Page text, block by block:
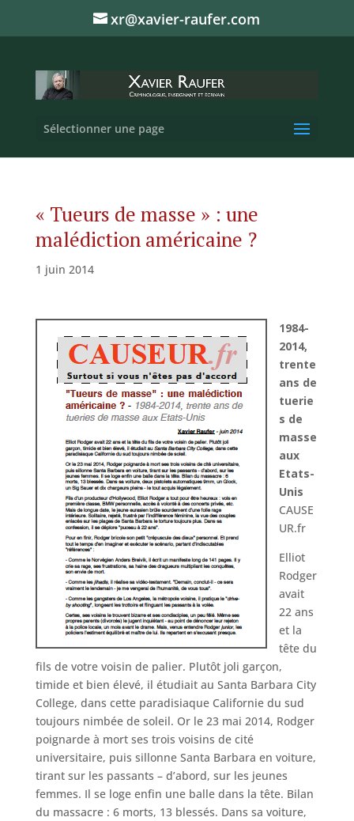
xr@xavier-raufer.com
Sélectionner une page
« Tueurs de masse » : une
malédiction américaine ?
1 juin 2014
1984-
2014,
trente
ans de
tuerie
s de
masse
aux
Etats-
Unis
CAUSE
UR.fr
Elliot
Rodger
avait
22 ans
et la
tête du
fils de votre voisin de palier. Plutôt joli garçon,
timide et bien élevé, il étudiait au Santa Barbara City
College, dans cette paradisiaque Californie du sud
toujours nimbée de soleil. Or le 23 mai 2014, Rodger
poignarde à mort ses trois voisins de cité
universitaire, puis sillonne Santa Barbara en voiture,
tirant sur les passants – d’abord, sur les jeunes
femmes. Il se loge enfin une balle dans la tête. Bilan
du massacre : 6 morts, 13 blessés. Dans sa voiture,